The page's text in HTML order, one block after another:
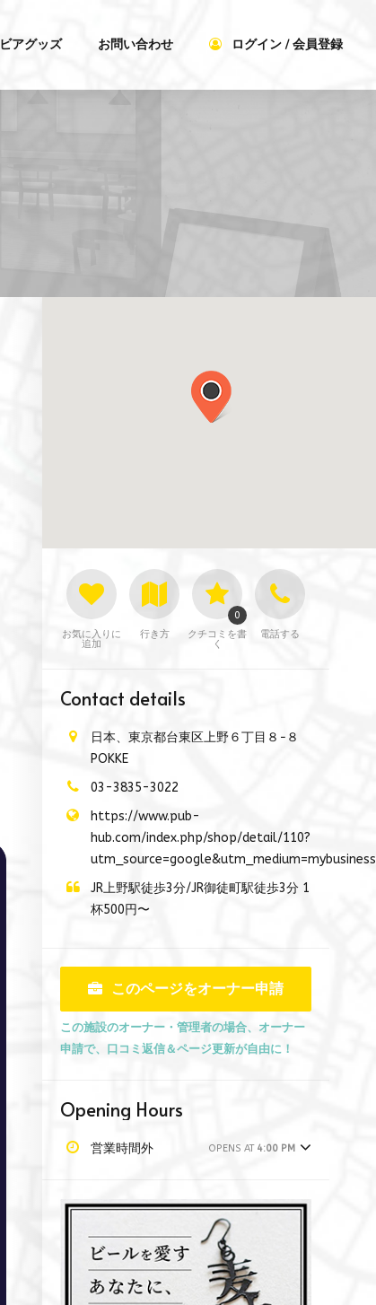
ログイン / 会員登録
ビアグッズ お問い合わせ
お気に入りに
追加
行き方
クチコミを書
く
0
電話する
Contact details
日本、東京都台東区上野６丁目８−８
POKKE
03-3835-3022
https://www.pub-
hub.com/index.php/shop/detail/110?
JR上野駅徒歩3分/JR御徒町駅徒歩3分 1
杯500円〜
このページをオーナー申請
この施設のオーナー・管理者の場合、オーナー
申請で、口コミ返信＆ページ更新が自由に！
Opening Hours
営業時間外 OPENS AT 4:00 PM